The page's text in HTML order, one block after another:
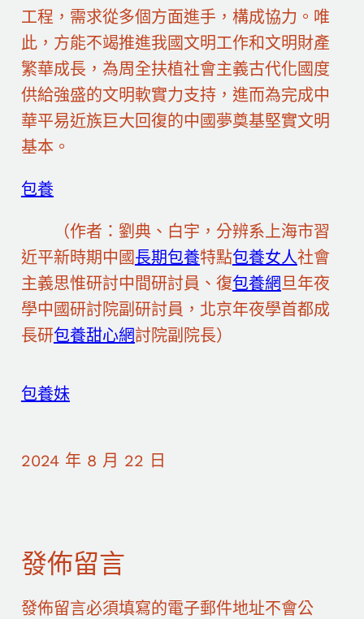
工程，需求從多個方面進手，構成協力。唯
此，方能不竭推進我國文明工作和文明財產
繁華成長，為周全扶植社會主義古代化國度
供給強盛的文明軟實力支持，進而為完成中
華平易近族巨大回復的中國夢奠基堅實文明
基本。
包養
（作者：劉典、白宇，分辨系上海市習
近平新時期中國長期包養特點包養女人社會
主義思惟研討中間研討員、復包養網 旦年夜
學中國研討院副研討員，北京年夜學首都成
長研包養甜心網討院副院長）
包養妹
2024 年 8 月 22 日
發佈留言
發佈留言必須填寫的電子郵件地址不會公